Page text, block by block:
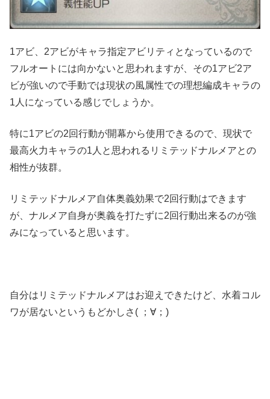
1アビ、2アビがキャラ指定アビリティとなっているので
フルオートには向かないと思われますが、その1アビ2ア
ビが強いので手動では現状の風属性での理想編成キャラの
1人になっている感じでしょうか。
特に1アビの2回行動が開幕から使用できるので、現状で
最高火力キャラの1人と思われるリミテッドナルメアとの
相性が抜群。
リミテッドナルメア自体奥義効果で2回行動はできます
が、ナルメア自身が奥義を打たずに2回行動出来るのが強
みになっていると思います。
自分はリミテッドナルメアはお迎えできたけど、水着コル
ワが居ないというもどかしさ( ；∀；)